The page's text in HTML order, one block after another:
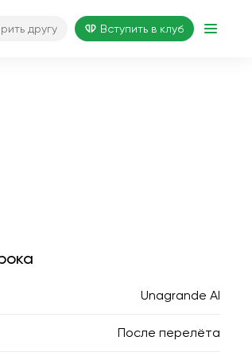
другу Вступить в клуб
Unagrande AI
После перелёта